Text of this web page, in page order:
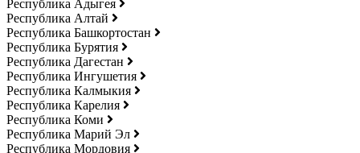
Республика Адыгея
Республика Алтай
Республика Башкортостан
Республика Бурятия
Республика Дагестан
Республика Ингушетия
Республика Калмыкия
Республика Карелия
Республика Коми
Республика Марий Эл
Республика Мордовия